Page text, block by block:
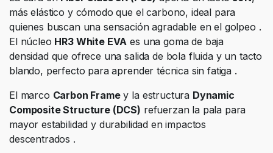
más elástico y cómodo que el carbono, ideal para
quienes buscan una sensación agradable en el golpeo .
El núcleo HR3 White EVA es una goma de baja
densidad que ofrece una salida de bola fluida y un tacto
blando, perfecto para aprender técnica sin fatiga .
El marco Carbon Framey la estructura Dynamic
Composite Structure (DCS) refuerzan la pala para
mayor estabilidad y durabilidad en impactos
descentrados .